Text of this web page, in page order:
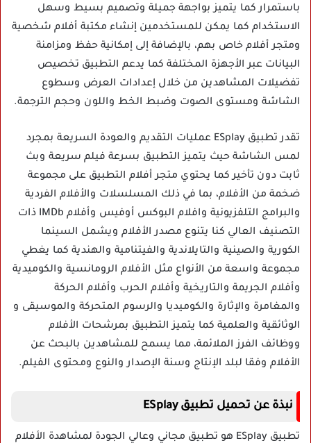
باستمرار كما يتميز بواجهة جميلة وتصميم بسيط وسهل
الاستخدام كما يمكن للمستخدمين إنشاء مكتبة أفلام شخصية
ومتجر أفلام خاص بهم، بالإضافة إلى إمكانية حفظ ومزامنة
البيانات عبر الأجهزة المختلفة كما يدعم التطبيق تخصيص
تفضيلات المشاهدين من خلال إعدادات العرض وسطوع
الشاشة ومستوى الصوت وضبط الخط واللون وحجم الترجمة.
تقدر تطبيق ESplay عمليات التقديم والعودة السريعة بمجرد
لمس الشاشة حيث يتميز التطبيق بسرعة فيلم سريعة وبث
ثابت دون تأخير كما يحتوي متجر أفلام التطبيق على مجموعة
ضخمة من الأفلام، بما في ذلك المسلسلات والأفلام الفردية
والبرامج التلفزيونية وافلام البوكس أوفيس وأفلام IMDb ذات
التصنيف العالي كنا يتنوع مصدر الأفلام ويشمل السينما
الكورية والصينية والتايلاندية والفيتنامية والهندية كما يغطي
مجموعة واسعة من الأنواع مثل الأفلام الرومانسية والكوميدية
وأفلام الجريمة والتاريخية وأفلام الحرب وأفلام الحركة
والمغامرة والإثارة والكوميديا والرسوم المتحركة والموسيقى و
الوثائقية والعلمية كما يتميز التطبيق بمرشحات الأفلام
ووظائف الفرز الملائمة، مما يسمح للمشاهدين بالبحث عن
الأفلام وفقا لبلد الإنتاج وسنة الإصدار والنوع ومحتوى الفيلم.
نبذة عن تحميل تطبيق ESplay
تطبيق ESplay هو تطبيق مجاني وعالي الجودة لمشاهدة الأفلام